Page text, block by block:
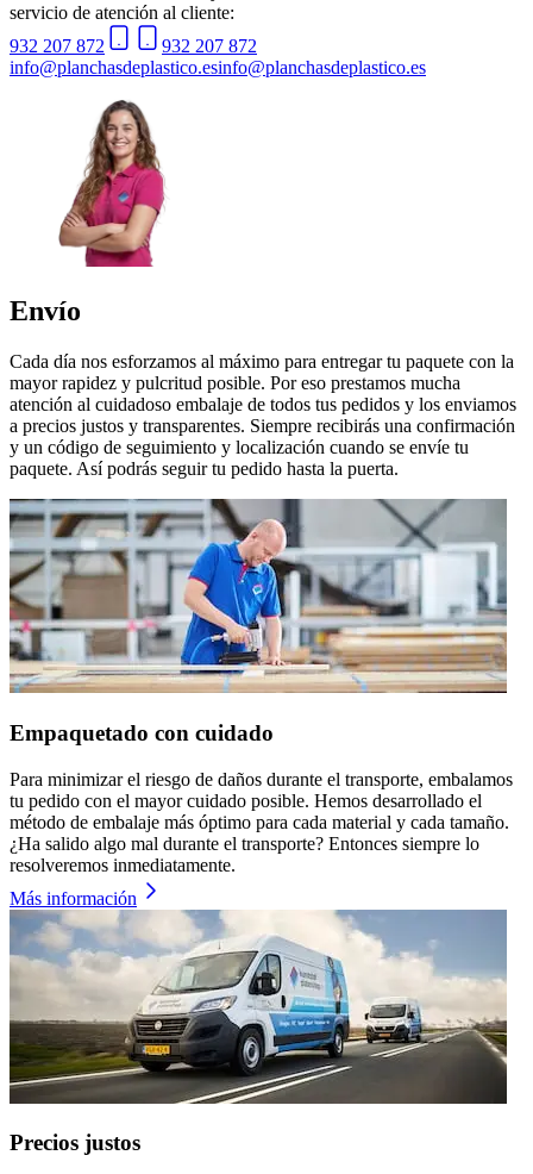
servicio de atención al cliente:
932 207 872
932 207 872
info@planchasdeplastico.esinfo@planchasdeplastico.es
Envío
Cada día nos esforzamos al máximo para entregar tu paquete con la
mayor rapidez y pulcritud posible. Por eso prestamos mucha
atención al cuidadoso embalaje de todos tus pedidos y los enviamos
a precios justos y transparentes. Siempre recibirás una confirmación
y un código de seguimiento y localización cuando se envíe tu
paquete. Así podrás seguir tu pedido hasta la puerta.
Empaquetado con cuidado
Para minimizar el riesgo de daños durante el transporte, embalamos
tu pedido con el mayor cuidado posible. Hemos desarrollado el
método de embalaje más óptimo para cada material y cada tamaño.
¿Ha salido algo mal durante el transporte? Entonces siempre lo
resolveremos inmediatamente.
Más información
Precios justos